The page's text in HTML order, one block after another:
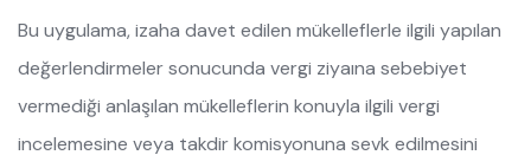
Bu uygulama, izaha davet edilen mükelleflerle ilgili yapılan
değerlendirmeler sonucunda vergi ziyaına sebebiyet
vermediği anlaşılan mükelleflerin konuyla ilgili vergi
incelemesine veya takdir komisyonuna sevk edilmesini